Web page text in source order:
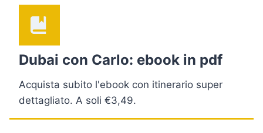
Dubai con Carlo: ebook in pdf
Acquista subito l'ebook con itinerario super
dettagliato. A soli €3,49.